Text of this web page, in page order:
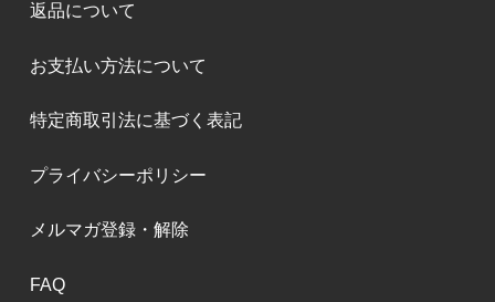
返品について
お支払い方法について
特定商取引法に基づく表記
プライバシーポリシー
メルマガ登録・解除
FAQ